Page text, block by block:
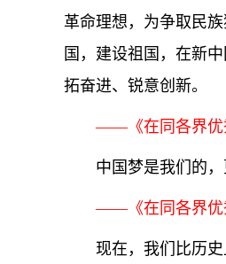
革命理想，为争取民
国，建设祖国，在新
拓奋进、锐意创新。
——《在同各界优
中国梦是我们的
——《在同各界优
现在，我们比历